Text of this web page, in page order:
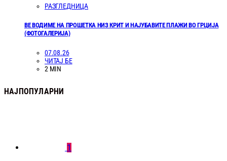
РАЗГЛЕДНИЦА
ВЕ ВОДИМЕ НА ПРОШЕТКА НИЗ КРИТ И НАЈУБАВИТЕ ПЛАЖИ ВО ГРЦИЈА
(ФОТОГАЛЕРИЈА)
07.08.26
ЧИТАЈ БЕ
2 MIN
НАЈПОПУЛАРНИ
1